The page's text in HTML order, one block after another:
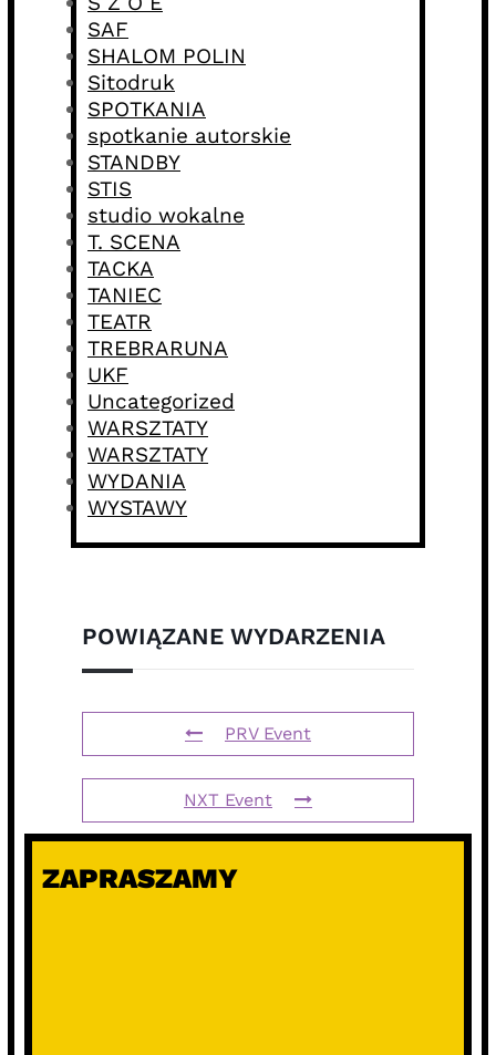
SAF
SHALOM POLIN
Sitodruk
SPOTKANIA
spotkanie autorskie
STANDBY
STIS
studio wokalne
T. SCENA
TACKA
TANIEC
TEATR
TREBRARUNA
UKF
Uncategorized
WARSZTATY
WARSZTATY
WYDANIA
WYSTAWY
POWIĄZANE WYDARZENIA
PRV Event
NXT Event
ZAPRASZAMY